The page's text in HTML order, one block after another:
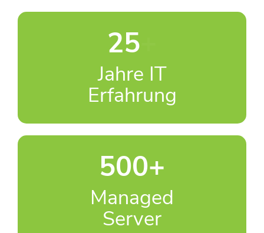
25
Jahre IT
Erfahrung
500+
Managed
Server